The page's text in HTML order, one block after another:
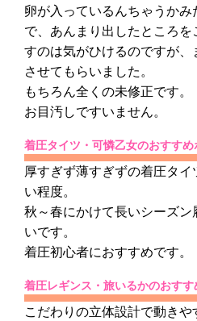
卵が入っているんちゃうか
で、あんまり出したところ
すのは気がひけるのですが
させてもらいました。
もちろん全くの未修正です。
お目汚しですいません。
着圧タイツ・可憐乙女のおすすめ
厚すぎず薄すぎずの着圧タイ
い程度。
秋～春にかけて長いシーズ
いです。
着圧初心者におすすめです。
着圧レギンス・旅いるかのおすす
こだわりの立体設計で動き